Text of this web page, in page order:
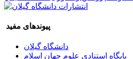
پیوندهای مفید
دانشگاه گیلان
پایگاه استنادی علوم جهان اسلام